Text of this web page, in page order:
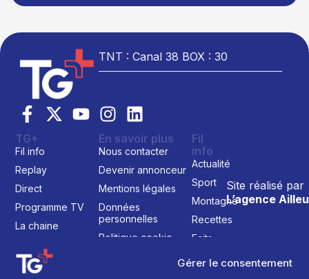
Gérer le consentement
TNT : Canal 38 BOX : 30
Site réalisé par
L’agence
TG+
Fil info
Replay
Direct
Programme TV
La chaine
En savoir plus
Nous contacter
Devenir annonceur
Mentions légales
Données
personnelles
Politique cookie
Fil
info
Actualité
Sport
Montagne
Recettes
Faits
Événements